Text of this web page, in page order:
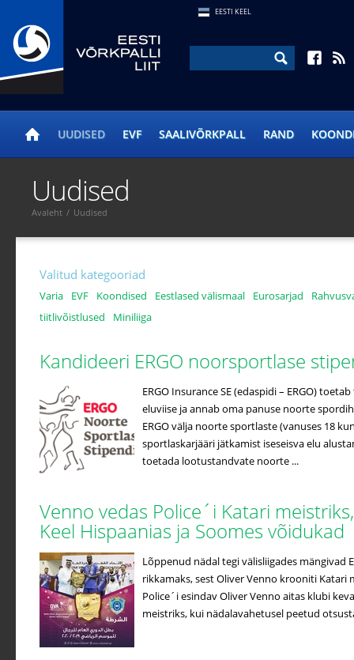
EESTI KEEL
UUDISED EVF SAALIVÕRKPALL RAND
Valitud kategooriad
Varia EVF Koondised Eestlased välismaal Eurosarjad
tiitlivõistlused
Miniliiga
Kandideeri ERGO noorsportlase
ERGO Insurance SE (edaspidi – ERGO)
eluviise ja annab oma panuse noorte
ERGO välja noorte sportlaste (vanuses 18
sportlaskarjääri jätkamist iseseisva elu
toetada lootustandvate noorte ...
Venno vedas Police´i Katari
Keel Hispaanias ja Soomes võidukad
Lõppenud nädal tegi välisliigades
rikkamaks, sest Oliver Venno krooniti Katari
Police´i esindav Oliver Venno aitas klubi
meistriks, kui nädalavahetusel peetud
Uudised
Avaleht / Uudised